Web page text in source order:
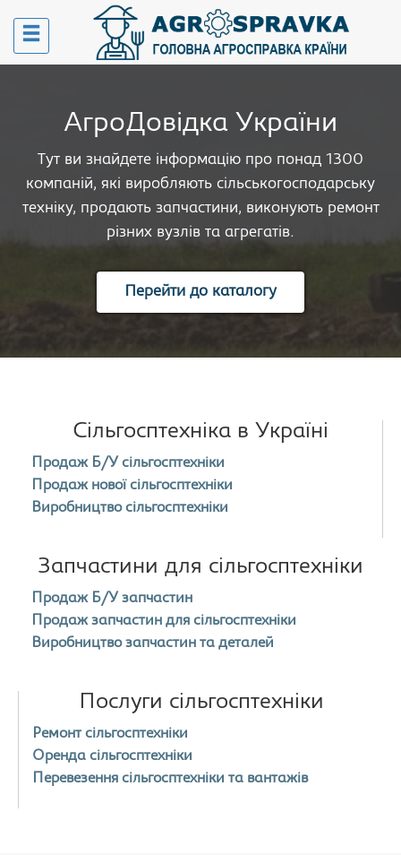
АгроДовідка України
Тут ви знайдете інформацію про понад 1300
компаній, які виробляють сільськогосподарську
техніку, продають запчастини, виконують ремонт
різних вузлів та агрегатів.
Перейти до каталогу
Сільгосптехніка в Україні
Продаж Б/У сільгосптехніки
Продаж нової сільгосптехніки
Виробництво сільгосптехніки
Запчастини для сільгосптехніки
Продаж Б/У запчастин
Продаж запчастин для сільгосптехніки
Виробництво запчастин та деталей
Послуги сільгосптехніки
Ремонт сільгосптехніки
Оренда сільгосптехніки
Перевезення сільгосптехніки та вантажів